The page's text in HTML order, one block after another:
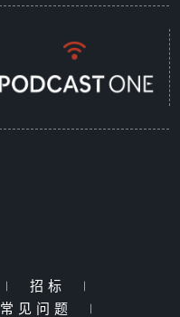
| 招标
|
常见问题 |